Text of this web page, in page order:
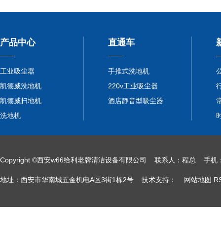
产品中心
工业吸尘器
凯德威洗地机
凯德威扫地机
洗地机
直通车
手推式洗地机
220v工业吸尘器
酒店静音型吸尘器
Copyright ©西安w66给利老牌清洁设备有限公司 联系人：程总
地址：西安市华南城五金机电A区3街1栋2号 技术支持： 网站地图